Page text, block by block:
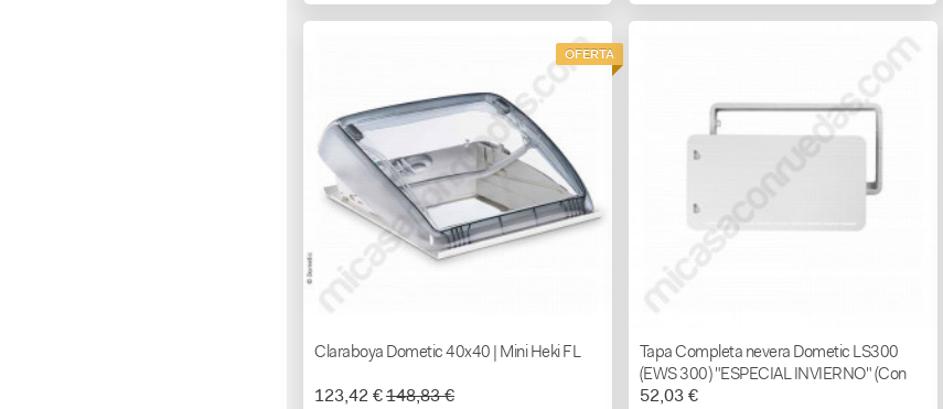
OFERTA
Claraboya Dometic 40x40 | Mini Heki FL
123,42 €148,83 €
Tapa Completa nevera Dometic LS300
(EWS 300) "ESPECIAL INVIERNO" (Con
marco)
52,03 €